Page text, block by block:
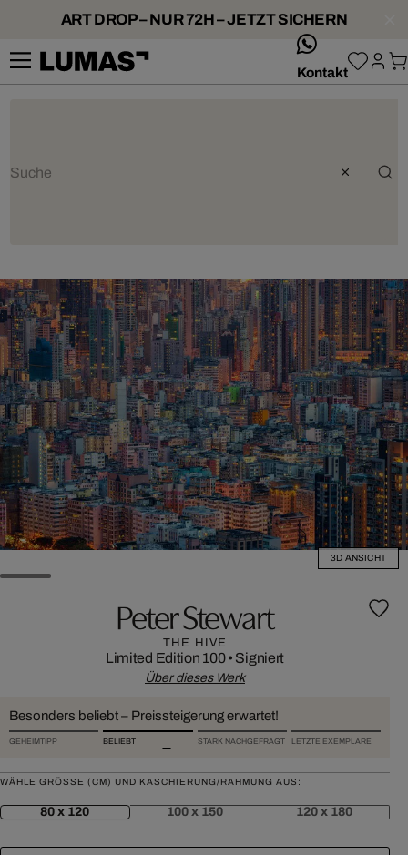
ART DROP – NUR 72H – JETZT SICHERN
Kontakt
3D ANSICHT
Peter Stewart
THE HIVE
Limited Edition 100• Signiert
Über dieses Werk
Besonders beliebt – Preissteigerung erwartet!
GEHEIMTIPP BELIEBT STARK NACHGEFRAGT LETZTE EXEMPLARE
WÄHLE GRÖSSE (CM) UND KASCHIERUNG/RAHMUNG AUS:
80 x 120 100 x 150 120 x 180